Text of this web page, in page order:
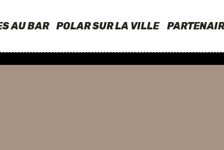
AU BAR POLAR SUR LA VILLE